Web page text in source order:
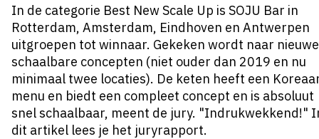
In de categorie Best New Scale Up is SOJU Bar in
Rotterdam, Amsterdam, Eindhoven en Antwerpen
uitgroepen tot winnaar. Gekeken wordt naar nieuwe
schaalbare concepten (niet ouder dan 2019 en nu
minimaal twee locaties). De keten heeft een
menu en biedt een compleet concept en is absoluut
snel schaalbaar, meent de jury. "Indrukwekkend!"
dit artikel lees je het juryrapport.